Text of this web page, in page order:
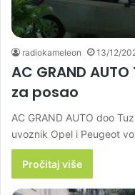
radiokameleon 13/12/
AC GRAND
za posao
AC GRAND AUTO doo
uvoznik Opel i Peugeot
Pročitaj više